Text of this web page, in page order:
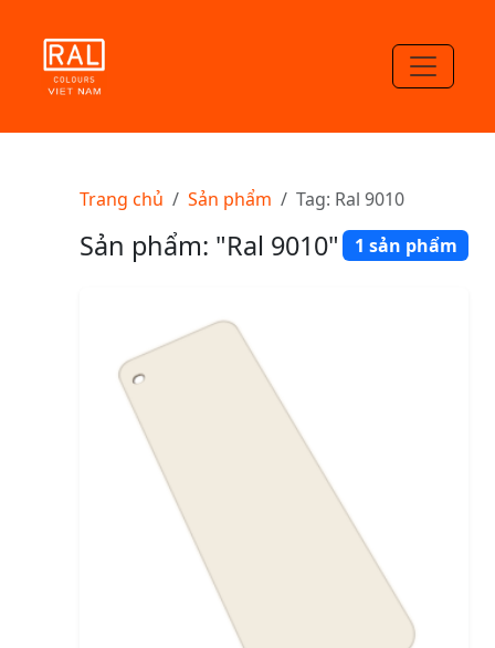
Trang chủ Sản phẩm Tag: Ral 9010
Sản phẩm: "Ral 9010" 1 sản phẩm